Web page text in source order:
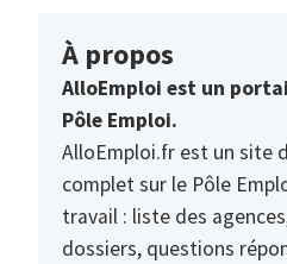
À propos
AlloEmploi est un
Pôle Emploi.
AlloEmploi.fr est un site
complet sur le Pôle
travail : liste des
dossiers, questions